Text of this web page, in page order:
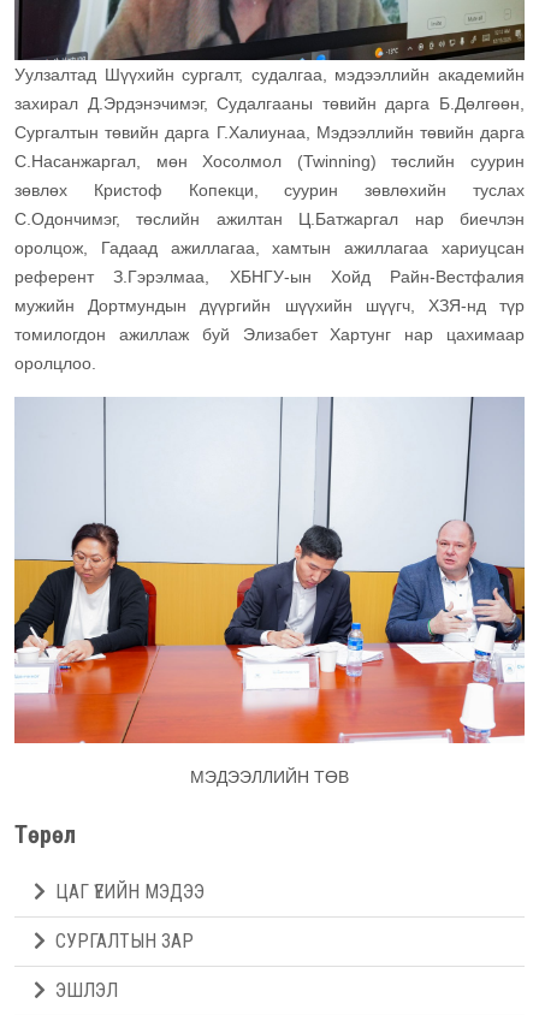
Уулзалтад Шүүхийн сургалт, судалгаа, мэдээллийн академийн
захирал Д.Эрдэнэчимэг, Судалгааны төвийн дарга Б.Дөлгөөн,
Сургалтын төвийн дарга Г.Халиунаа, Мэдээллийн төвийн дарга
С.Насанжаргал, мөн Хосолмол (Twinning) төслийн суурин
зөвлөх Кристоф Копекци, суурин зөвлөхийн туслах
С.Одончимэг, төслийн ажилтан Ц.Батжаргал нар биечлэн
оролцож, Гадаад ажиллагаа, хамтын ажиллагаа хариуцсан
референт З.Гэрэлмаа, ХБНГУ-ын Хойд Райн-Вестфалия
мужийн Дортмундын дүүргийн шүүхийн шүүгч, ХЗЯ-нд түр
томилогдон ажиллаж буй Элизабет Хартунг нар цахимаар
оролцлоо.
МЭДЭЭЛЛИЙН ТӨВ
Төрөл
ЦАГ ҮЕИЙН МЭДЭЭ
СУРГАЛТЫН ЗАР
ЭШЛЭЛ